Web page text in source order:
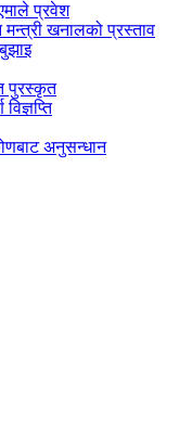
प्रवेश
खनालको प्रस्ताव
पुरस्कृत
अनुसन्धान